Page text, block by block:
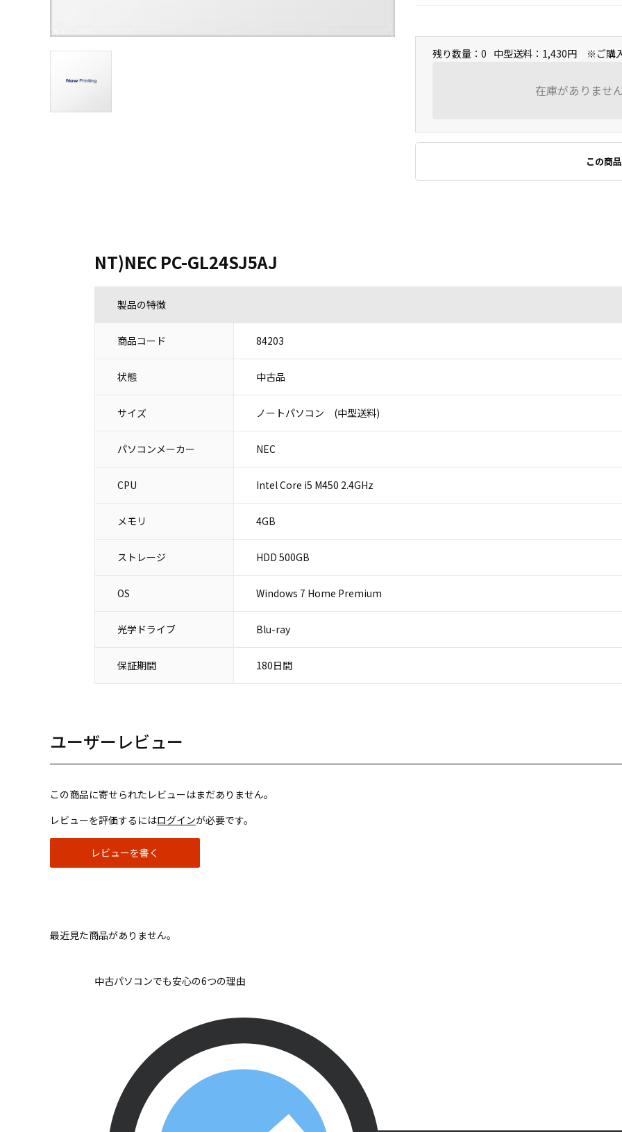
残り数量：0 中型送料：1,430円 ※ご購入
在庫がありませ
この商
NT)NEC PC-GL24SJ5AJ
製品の特徴
商品コード 84203
状態 中古品
サイズ ノートパソコン (中型送料)
パソコンメーカー NEC
CPU Intel Core i5 M450 2.4GHz
メモリ 4GB
ストレージ HDD 500GB
OS Windows 7 Home Premium
光学ドライブ Blu-ray
保証期間 180日間
ユーザーレビュー
この商品に寄せられたレビューはまだありません。
レビューを評価するにはログインが必要です。
レビューを書く
最近見た商品がありません。
中古パソコンでも安心の6つの理由